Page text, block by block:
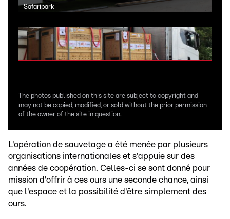
Safaripark
The photos published on this site are subject to copyright and
may not be copied, modified, or sold without the prior permission
of the owner of the site in question.
L'opération de sauvetage a été menée par plusieurs
organisations internationales et s'appuie sur des
années de coopération. Celles-ci se sont donné pour
mission d'offrir à ces ours une seconde chance, ainsi
que l'espace et la possibilité d'être simplement des
ours.